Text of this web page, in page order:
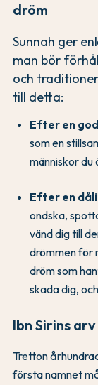
dröm
Sunnah ger
man bör
och
till detta:
Efter en
som en
människor du
Efter en
ondska,
vänd dig till
drömmen för
dröm som
skada dig,
Ibn Sirins
Tretton
första namnet